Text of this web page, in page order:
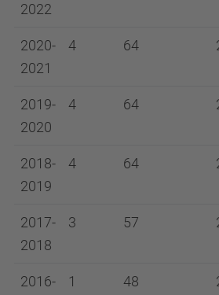
2022
2020-
2021
4 64
2019-
2020
4 64
2018-
2019
4 64
2017-
2018
3 57
2016-
1 48